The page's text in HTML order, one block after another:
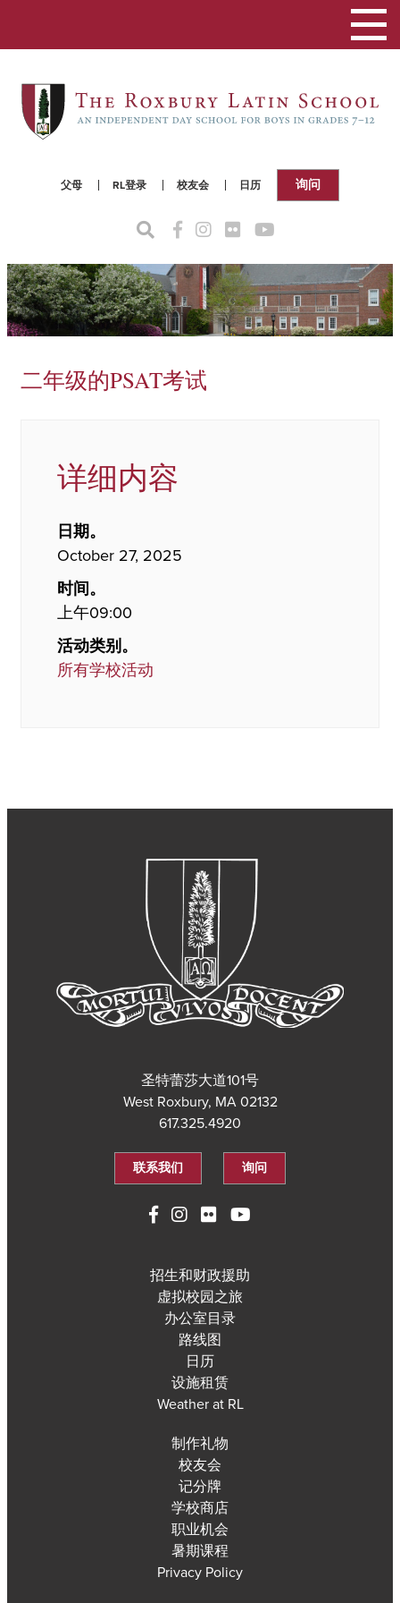
父母 RL登录 校友会 日历 询问
切
换
导
二年级的PSAT考试
详细内容
日期。
October 27, 2025
时间。
上午09:00
活动类别。
所有学校活动
圣特蕾莎大道101号
West Roxbury, MA 02132
617.325.4920
联系我们 询问
招生和财政援助
虚拟校园之旅
办公室目录
路线图
日历
设施租赁
Weather at RL
制作礼物
校友会
记分牌
学校商店
职业机会
暑期课程
Privacy Policy